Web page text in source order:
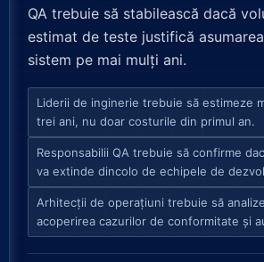
QA trebuie să stabilească dacă
estimat de teste justifică
sistem pe mai mulți ani.
Liderii de inginerie trebuie să estimeze
trei ani, nu doar costurile din primul an.
Responsabilii QA trebuie să confirme
va extinde dincolo de echipele de
Arhitecții de operațiuni trebuie să
acoperirea cazurilor de conformitate și